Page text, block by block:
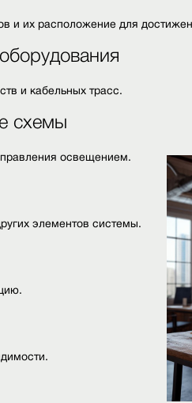
и их расположение для
и кабельных трасс.
схемы
освещением.
элементов системы.